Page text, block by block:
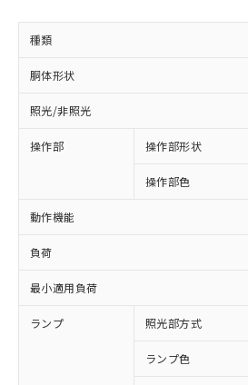
種類
胴体形状
照光/非照光
操作部 操作部形状
操作部色
動作機能
負荷
最小適用負荷
ランプ 照光部方式
ランプ色